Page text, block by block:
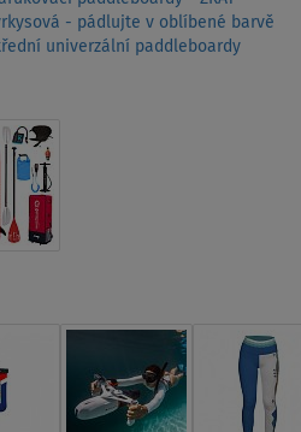
- pádlujte v oblíbené barvě
univerzální paddleboardy